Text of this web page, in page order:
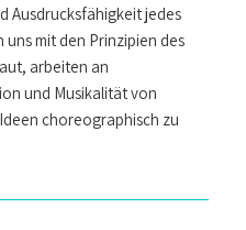
Ausdrucksfähigkeit jedes
mit den Prinzipien des
arbeiten an
und Musikalität von
choreographisch zu